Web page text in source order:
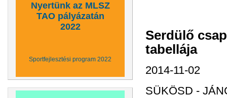
Nyertünk az MLSZ
TAO pályázatán
2022
Sportfejlesztési program 2022
Serdülő
tabellája
2014-11-02
SÜKÖSD -